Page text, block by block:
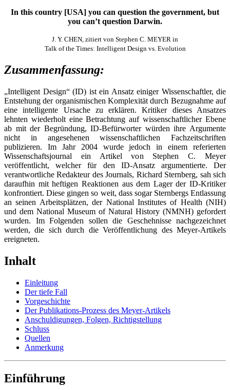
In this country [USA] you can question the government, but
you can’t question Darwin.
J. Y. CHEN, zitiert von Stephen C. MEYER in
Talk of the Times: Intelligent Design vs. Evolution
Zusammenfassung:
„Intelligent Design“ (ID) ist ein Ansatz einiger Wissenschaftler, die
Entstehung der organismischen Komplexität durch Bezugnahme auf
eine intelligente Ursache zu erklären. Kritiker dieses Ansatzes
lehnten wiederholt eine Betrachtung auf wissenschaftlicher Ebene
ab mit der Begründung, ID-Befürworter würden ihre Argumente
nicht in angesehenen wissenschaftlichen Fachzeitschriften
publizieren. Im Jahr 2004 wurde jedoch in einem referierten
Wissenschaftsjournal ein Artikel von Stephen C. Meyer
veröffentlicht, welcher für den ID-Ansatz argumentierte. Der
verantwortliche Redakteur des Journals, Richard Sternberg, sah sich
daraufhin mit heftigen Reaktionen aus dem Lager der ID-Kritiker
konfrontiert. Diese gingen so weit, dass sogar Sternbergs Entlassung
an seinen Arbeitsplätzen, der National Institutes of Health (NIH)
und dem National Museum of Natural History (NMNH) gefordert
wurden. Im Folgenden sollen die Geschehnisse nachgezeichnet
werden, die sich durch die Veröffentlichung des Meyer-Artikels
ereigneten.
Inhalt
Einleitung
Der tiefe Fall
Vorgeschichte
Der Publikations-Prozess des Meyer-Artikels
Anschuldigungen, Folgen, Richtigstellung
Schluss
Quellen
Anmerkung
Einführung